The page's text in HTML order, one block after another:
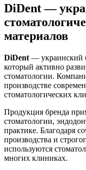
DiDent —
материалов
DiDent — украинский
который активно
стоматологии.
производстве
стоматологических
Продукция бренда
стоматологии,
практике. Благодаря
производства и
используются
многих клиниках.